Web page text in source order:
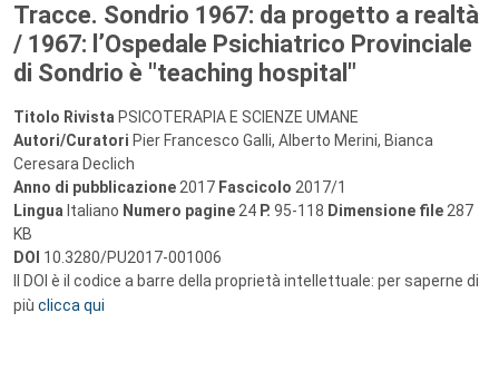
Tracce. Sondrio 1967: da progetto a realtà
/ 1967: l’Ospedale Psichiatrico Provinciale
di Sondrio è "teaching hospital"
Titolo Rivista PSICOTERAPIA E SCIENZE UMANE
Autori/Curatori Pier Francesco Galli, Alberto Merini, Bianca
Ceresara Declich
Anno di pubblicazione 2017 Fascicolo 2017/1
Lingua Italiano Numero pagine 24 P. 95-118 Dimensione file 287
KB
DOI 10.3280/PU2017-001006
Il DOI è il codice a barre della proprietà intellettuale: per saperne di
più clicca qui